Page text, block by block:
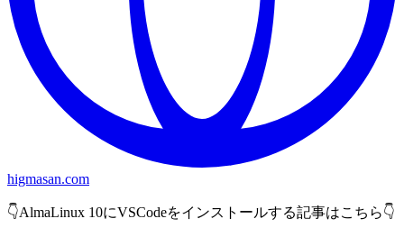
higmasan.com
👇AlmaLinux 10にVSCodeをインストールする記事はこちら👇